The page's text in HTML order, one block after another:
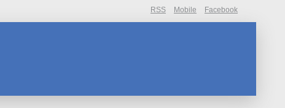
RSS Mobile Facebook